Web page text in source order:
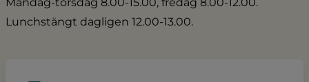
Måndag-torsdag 8.00-15.00, fredag 8.00-12.00.
Lunchstängt dagligen 12.00-13.00.